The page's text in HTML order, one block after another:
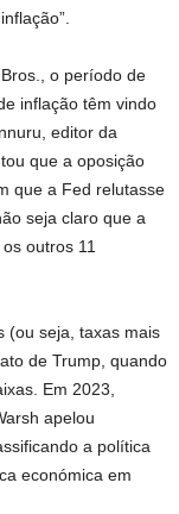
o período de
inflação têm vindo
editor da
que a oposição
que a Fed relutasse
seja claro que a
outros 11
(ou seja, taxas mais
de Trump, quando
Em 2023,
apelou
a política
económica em